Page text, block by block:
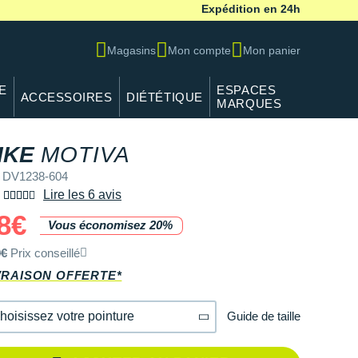
Expédition en 24h
Magasins Mon compte Mon panier
ACCESSOIRES DIÉTÉTIQUE
ESPACES
MARQUES
MOTIVA
DV1238-604
Lire les 6 avis
Vous économisez 20%
Prix conseillé
OFFERTE*
votre pointure
36.5 Il en reste 1 !
Guide de taille